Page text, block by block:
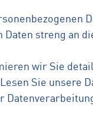
streng an
wir Sie
Sie unsere